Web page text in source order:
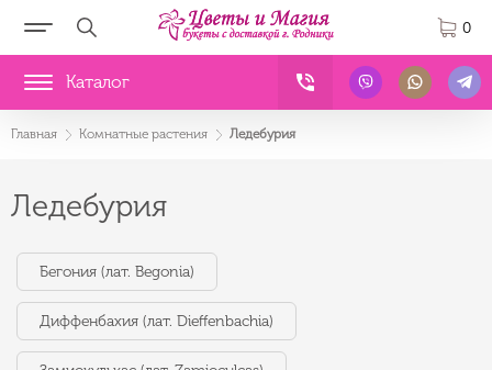
0
Каталог
Главная Комнатные растения Ледебурия
Ледебурия
Бегония (лат. Begonia)
Диффенбахия (лат. Dieffenbachia)